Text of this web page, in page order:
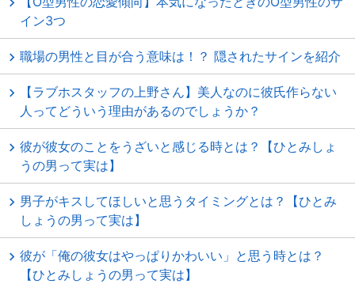
イン3つ
職場の男性と目が合う意味は！？ 隠されたサインを紹介
【ラブホスタッフの上野さん】美人なのに彼氏作らない
人ってどういう理由があるのでしょうか？
彼が彼女のことをうざいと感じる時とは？【ひとみしょ
うの男って実は】
男子がキスしてほしいと思うタイミングとは？【ひとみ
しょうの男って実は】
彼が「俺の彼女はやっぱりかわいい」と思う時とは？
【ひとみしょうの男って実は】